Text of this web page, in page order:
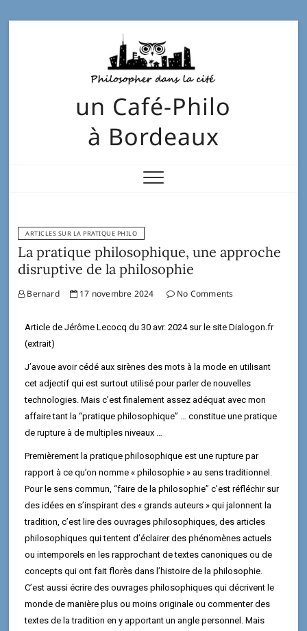
un Café-Philo
à Bordeaux
ARTICLES SUR LA PRATIQUE PHILO
La pratique philosophique, une approche
disruptive de la philosophie
Bernard 17 novembre 2024 No Comments
Article de Jérôme Lecocq du30 avr. 2024 sur le site Dialogon.fr
(extrait)
J’avoue avoir cédé aux sirènes des mots à la mode en utilisant
cet adjectif qui est surtout utilisé pour parler de nouvelles
technologies. Mais c’est finalement assez adéquat avec mon
affaire tant la “pratique philosophique” … constitue une pratique
de rupture à de multiples niveaux …
Premièrement la pratique philosophique est une rupture par
rapport à ce qu’on nomme « philosophie » au sens traditionnel.
Pour le sens commun, “faire de la philosophie” c’est réfléchir sur
des idées en s’inspirant des « grands auteurs » qui jalonnent la
tradition, c’est lire des ouvrages philosophiques, des articles
philosophiques qui tentent d’éclairer des phénomènes actuels
ou intemporels en les rapprochant de textes canoniques ou de
concepts qui ont fait florès dans l’histoire de la philosophie.
C’est aussi écrire des ouvrages philosophiques qui décrivent le
monde de manière plus ou moins originale ou commenter des
textes de la tradition en y apportant un angle personnel. Mais